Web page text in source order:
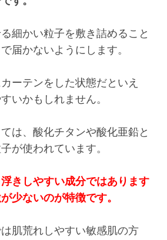
細かい粒子を敷き詰めること
届かないようにします。
ーテンをした状態だといえ
いかもしれません。
は、酸化チタンや酸化亜鉛と
が使われています。
きしやすい成分ではあります
少ないのが特徴です。
肌荒れしやすい敏感肌の方